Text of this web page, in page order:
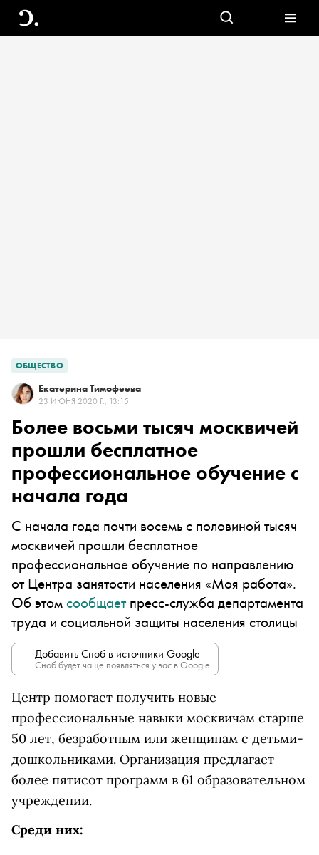
ОБЩЕСТВО
Екатерина Тимофеева
23 ИЮНЯ 2020 Г., 13:15
Более восьми тысяч москвичей
прошли бесплатное
профессиональное обучение с
начала года
С начала года почти восемь с половиной тысяч
москвичей прошли бесплатное
профессиональное обучение по направлению
от Центра занятости населения «Моя работа».
Об этомсообщаетпресс-служба департамента
труда и социальной защиты населения столицы
Добавить Сноб в источники Google
Сноб будет чаще появляться у вас в Google.
Центр помогает получить новые
профессиональные навыки москвичам старше
50 лет, безработным или женщинам с детьми-
дошкольниками. Организация предлагает
более пятисот программ в 61 образовательном
учреждении.
Среди них: